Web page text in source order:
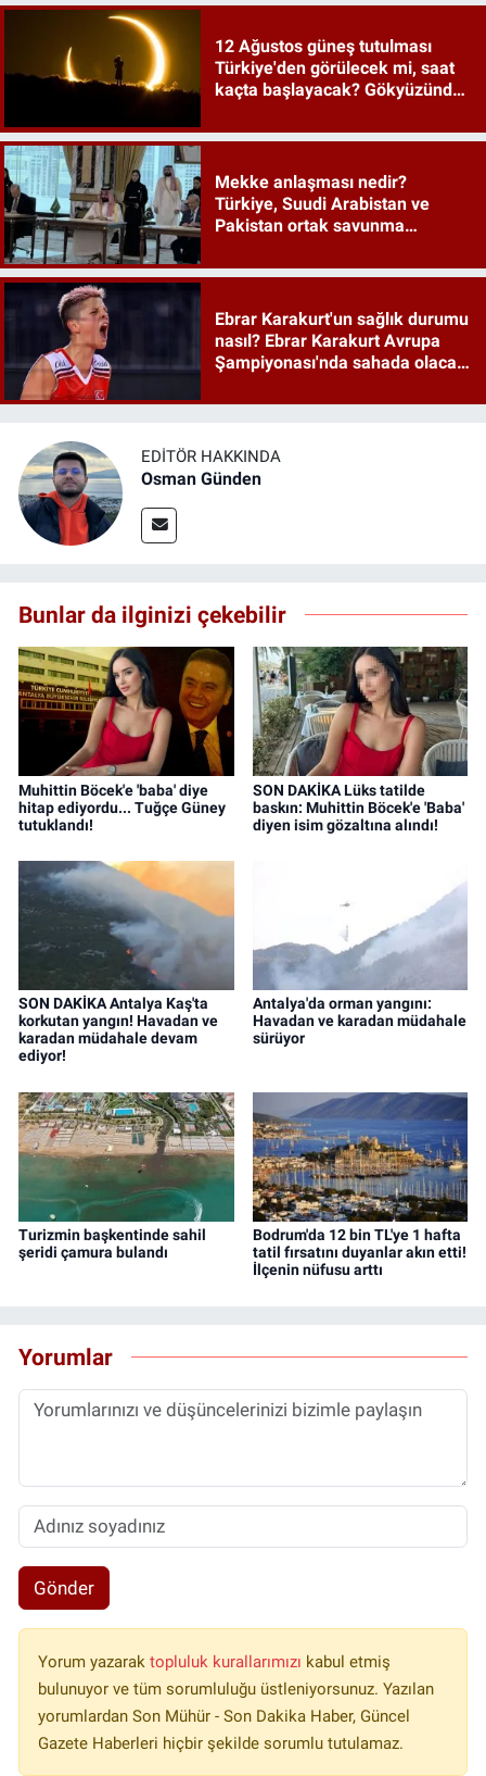
12 Ağustos güneş tutulması
Türkiye'den görülecek mi, saat
kaçta başlayacak? Gökyüzünde
Mekke anlaşması nedir?
Türkiye, Suudi Arabistan ve
Pakistan ortak savunma
Ebrar Karakurt'un sağlık durumu
nasıl? Ebrar Karakurt Avrupa
Şampiyonası'nda sahada olacak
EDITÖR HAKKINDA
Osman Günden
Bunlar da ilginizi çekebilir
Muhittin Böcek'e 'baba' diye
hitap ediyordu... Tuğçe Güney
tutuklandı!
SON DAKİKA Lüks tatilde
baskın: Muhittin Böcek'e 'Baba'
diyen isim gözaltına alındı!
SON DAKİKA Antalya Kaş'ta
korkutan yangın! Havadan ve
karadan müdahale devam
ediyor!
Antalya'da orman yangını:
Havadan ve karadan müdahale
sürüyor
Turizmin başkentinde sahil
şeridi çamura bulandı
Bodrum'da 12 bin TL'ye 1 hafta
tatil fırsatını duyanlar akın etti!
İlçenin nüfusu arttı
Yorumlar
Gönder
Yorum yazarak topluluk kurallarımızı kabul etmiş
bulunuyor ve tüm sorumluluğu üstleniyorsunuz. Yazılan
yorumlardan Son Mühür - Son Dakika Haber, Güncel
Gazete Haberleri hiçbir şekilde sorumlu tutulamaz.